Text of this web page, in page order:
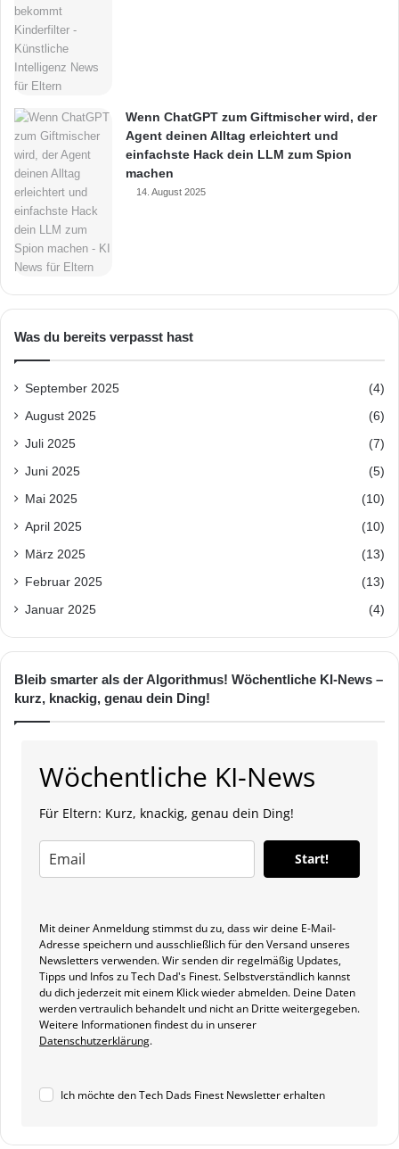
Wenn ChatGPT zum Giftmischer wird, der
Agent deinen Alltag erleichtert und
einfachste Hack dein LLM zum Spion
machen
14. August 2025
Was du bereits verpasst hast
September 2025 (4)
August 2025 (6)
Juli 2025 (7)
Juni 2025 (5)
Mai 2025 (10)
April 2025 (10)
März 2025 (13)
Februar 2025 (13)
Januar 2025 (4)
Bleib smarter als der Algorithmus! Wöchentliche KI-News –
kurz, knackig, genau dein Ding!
Wöchentliche KI-News
Für Eltern: Kurz, knackig, genau dein Ding!
Start!
Mit deiner Anmeldung stimmst du zu, dass wir deine E-Mail-
Adresse speichern und ausschließlich für den Versand unseres
Newsletters verwenden. Wir senden dir regelmäßig Updates,
Tipps und Infos zu Tech Dad's Finest. Selbstverständlich kannst
du dich jederzeit mit einem Klick wieder abmelden. Deine Daten
werden vertraulich behandelt und nicht an Dritte weitergegeben.
Weitere Informationen findest du in unserer
Datenschutzerklärung.
Ich möchte den Tech Dads Finest Newsletter erhalten